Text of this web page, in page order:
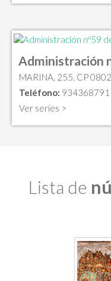
Administración
MARINA, 255, CP
Teléfono: 934368791
Ver series >
Lista de